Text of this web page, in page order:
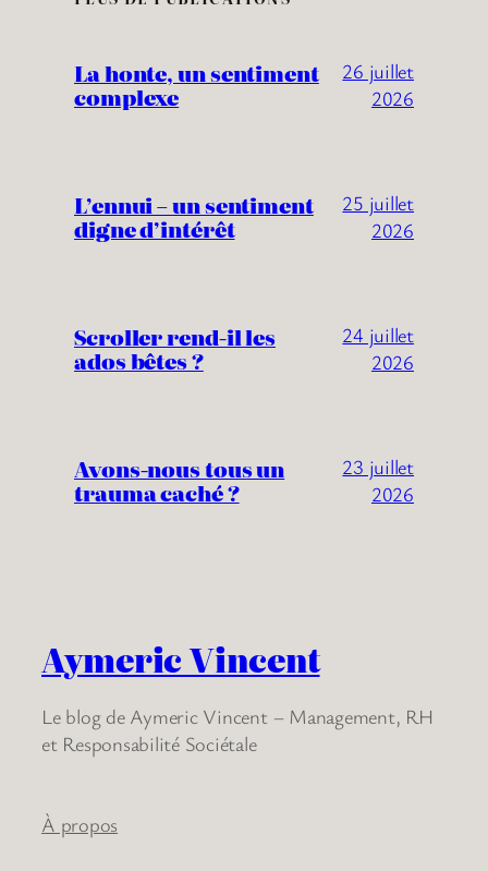
La honte, un sentiment
complexe
26 juillet
2026
L’ennui – un sentiment
digne d’intérêt
25 juillet
2026
Scroller rend-il les
ados bêtes ?
24 juillet
2026
Avons-nous tous un
trauma caché ?
23 juillet
2026
Aymeric Vincent
Le blog de Aymeric Vincent – Management, RH
et Responsabilité Sociétale
À propos